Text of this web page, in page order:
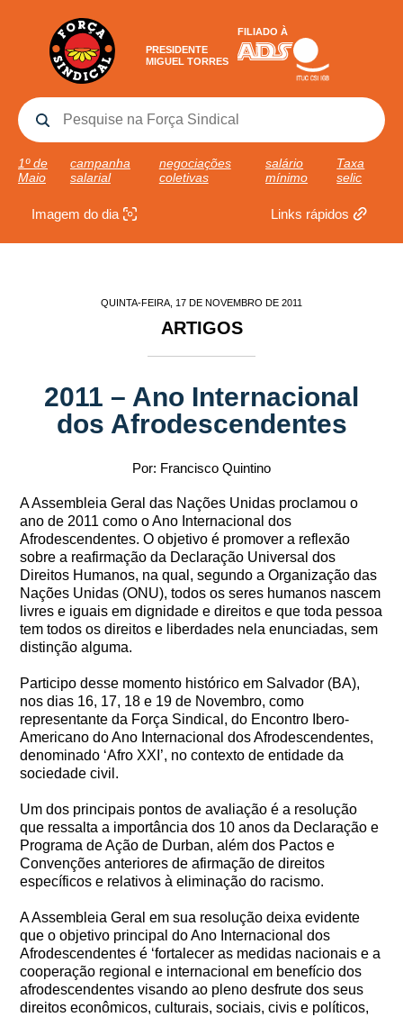
PRESIDENTE
MIGUEL TORRES
FILIADO À
1º de
Maio
campanha
salarial
negociações
coletivas
salário
mínimo
Taxa
selic
Imagem do dia Links rápidos
QUINTA-FEIRA, 17 DE NOVEMBRO DE 2011
ARTIGOS
2011 – Ano Internacional
dos Afrodescendentes
Por: Francisco Quintino
A Assembleia Geral das Nações Unidas proclamou o
ano de 2011 como o Ano Internacional dos
Afrodescendentes. O objetivo é promover a reflexão
sobre a reafirmação da Declaração Universal dos
Direitos Humanos, na qual, segundo a Organização das
Nações Unidas (ONU), todos os seres humanos nascem
livres e iguais em dignidade e direitos e que toda pessoa
tem todos os direitos e liberdades nela enunciadas, sem
distinção alguma.
Participo desse momento histórico em Salvador (BA),
nos dias 16, 17, 18 e 19 de Novembro, como
representante da Força Sindical, do Encontro Ibero-
Americano do Ano Internacional dos Afrodescendentes,
denominado ‘Afro XXI’, no contexto de entidade da
sociedade civil.
Um dos principais pontos de avaliação é a resolução
que ressalta a importância dos 10 anos da Declaração e
Programa de Ação de Durban, além dos Pactos e
Convenções anteriores de afirmação de direitos
específicos e relativos à eliminação do racismo.
A Assembleia Geral em sua resolução deixa evidente
que o objetivo principal do Ano Internacional dos
Afrodescendentes é ‘fortalecer as medidas nacionais e a
cooperação regional e internacional em benefício dos
afrodescendentes visando ao pleno desfrute dos seus
direitos econômicos, culturais, sociais, civis e políticos,